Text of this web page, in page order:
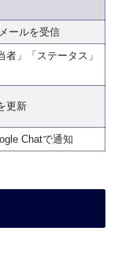
ールを受信
」「ステータス」
更新
Chatで通知